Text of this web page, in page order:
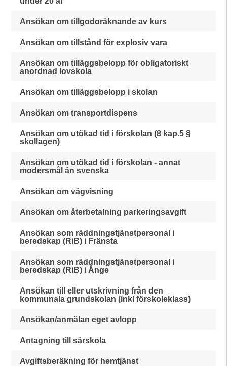
Ansökan om tillgodoräknande av kurs
Ansökan om tillstånd för explosiv vara
Ansökan om tilläggsbelopp för obligatoriskt
anordnad lovskola
Ansökan om tilläggsbelopp i skolan
Ansökan om transportdispens
Ansökan om utökad tid i förskolan (8 kap.5 §
skollagen)
Ansökan om utökad tid i förskolan - annat
modersmål än svenska
Ansökan om vägvisning
Ansökan om återbetalning parkeringsavgift
Ansökan som räddningstjänstpersonal i
beredskap (RiB) i Fränsta
Ansökan som räddningstjänstpersonal i
beredskap (RiB) i Ånge
Ansökan till eller utskrivning från den
kommunala grundskolan (inkl förskoleklass)
Ansökan/anmälan eget avlopp
Antagning till särskola
Avgiftsberäkning för hemtjänst